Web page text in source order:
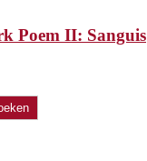
Poem II: Sanguis